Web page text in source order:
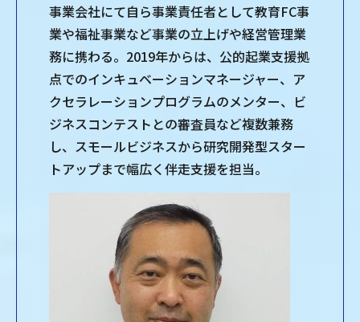
事業会社にて自ら事業責任者として教育FC事
業や福祉事業など事業の立上げや経営管理業
務に携わる。2019年からは、公的起業支援拠
点でのインキュベーションマネージャー、ア
クセラレーションプログラムのメンター、ビ
ジネスコンテストとの審査員など複数兼務
し、スモールビジネスから研究開発型スター
トアップまで幅広く伴走支援を担当。